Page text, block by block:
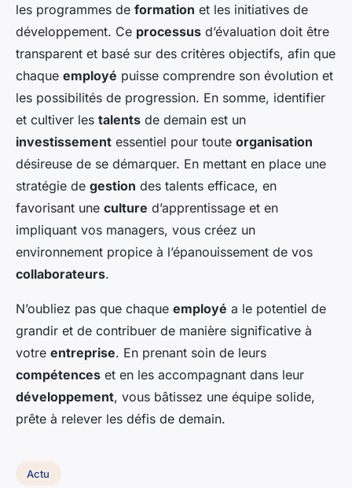
les programmes de formation et les initiatives de
développement. Ce processus d’évaluation doit être
transparent et basé sur des critères objectifs, afin que
chaque employé puisse comprendre son évolution et
les possibilités de progression. En somme, identifier
et cultiver les talents de demain est un
investissement essentiel pour toute organisation
désireuse de se démarquer. En mettant en place une
stratégie de gestion des talents efficace, en
favorisant une culture d’apprentissage et en
impliquant vos managers, vous créez un
environnement propice à l’épanouissement de vos
collaborateurs.
N’oubliez pas que chaque employé a le potentiel de
grandir et de contribuer de manière significative à
votre entreprise. En prenant soin de leurs
compétences et en les accompagnant dans leur
développement, vous bâtissez une équipe solide,
prête à relever les défis de demain.
Actu